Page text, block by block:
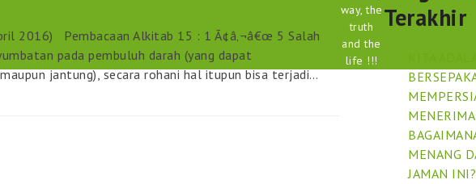
2016) Pembacaan Alkitab 15 : 1 Ã¢â‚¬â€œ 5 Salah
pada pembuluh darah (yang dapat
jantung), secara rohani hal itupun bisa terjadi…
Terakhir
MENANG
JAMAN INI?
way, the
truth
and the
life !!!